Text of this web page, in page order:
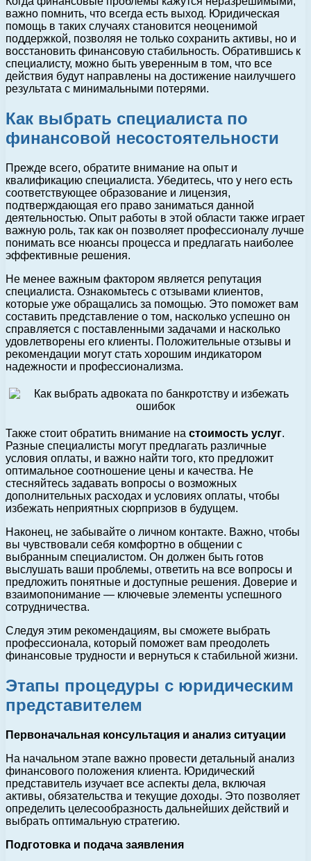
важно помнить, что всегда есть выход. Юридическая
помощь в таких случаях становится неоценимой
поддержкой, позволяя не только сохранить активы, но и
восстановить финансовую стабильность. Обратившись к
специалисту, можно быть уверенным в том, что все
действия будут направлены на достижение наилучшего
результата с минимальными потерями.
Как выбрать специалиста по
финансовой несостоятельности
Прежде всего, обратите внимание на опыт и
квалификацию специалиста. Убедитесь, что у него есть
соответствующее образование и лицензия,
подтверждающая его право заниматься данной
деятельностью. Опыт работы в этой области также играет
важную роль, так как он позволяет профессионалу лучше
понимать все нюансы процесса и предлагать наиболее
эффективные решения.
Не менее важным фактором является репутация
специалиста. Ознакомьтесь с отзывами клиентов,
которые уже обращались за помощью. Это поможет вам
составить представление о том, насколько успешно он
справляется с поставленными задачами и насколько
удовлетворены его клиенты. Положительные отзывы и
рекомендации могут стать хорошим индикатором
надежности и профессионализма.
Также стоит обратить внимание на стоимость услуг.
Разные специалисты могут предлагать различные
условия оплаты, и важно найти того, кто предложит
оптимальное соотношение цены и качества. Не
стесняйтесь задавать вопросы о возможных
дополнительных расходах и условиях оплаты, чтобы
избежать неприятных сюрпризов в будущем.
Наконец, не забывайте о личном контакте. Важно, чтобы
вы чувствовали себя комфортно в общении с
выбранным специалистом. Он должен быть готов
выслушать ваши проблемы, ответить на все вопросы и
предложить понятные и доступные решения. Доверие и
взаимопонимание — ключевые элементы успешного
сотрудничества.
Следуя этим рекомендациям, вы сможете выбрать
профессионала, который поможет вам преодолеть
финансовые трудности и вернуться к стабильной жизни.
Этапы процедуры с юридическим
представителем
Первоначальная консультация и анализ ситуации
На начальном этапе важно провести детальный анализ
финансового положения клиента. Юридический
представитель изучает все аспекты дела, включая
активы, обязательства и текущие доходы. Это позволяет
определить целесообразность дальнейших действий и
выбрать оптимальную стратегию.
Подготовка и подача заявления